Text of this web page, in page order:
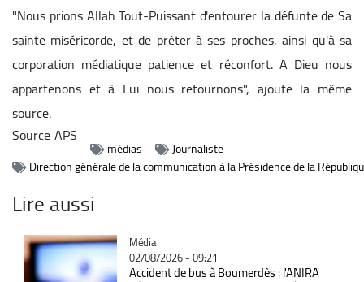
"Nous prions Allah Tout-Puissant d'entourer la défunte de Sa
sainte miséricorde, et de prêter à ses proches, ainsi qu'à sa
corporation médiatique patience et réconfort. A Dieu nous
appartenons et à Lui nous retournons", ajoute la même
source.
SourceAPS
médias
Journaliste
Direction générale de la communication à la Présidence de la
Lire aussi
Catégorie
Média
02/08/2026 - 09:21
Accident de bus à Boumerdès : l'ANIRA